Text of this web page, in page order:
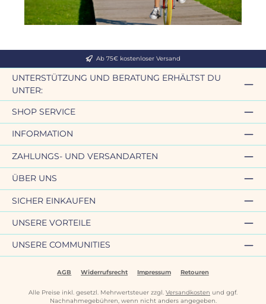
Ab 75€ kostenloser Versand
UNTERSTÜTZUNG UND BERATUNG ERHÄLTST DU
UNTER:
SHOP SERVICE
INFORMATION
ZAHLUNGS- UND VERSANDARTEN
ÜBER UNS
SICHER EINKAUFEN
UNSERE VORTEILE
UNSERE COMMUNITIES
AGB Widerrufsrecht Impressum Retouren
Alle Preise inkl. gesetzl. Mehrwertsteuer zzgl. Versandkosten und ggf.
Nachnahmegebühren, wenn nicht anders angegeben.